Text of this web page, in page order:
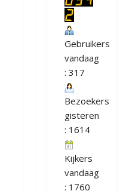
Gebruikers
vandaag
: 317
Bezoekers
gisteren
: 1614
Kijkers
vandaag
: 1760